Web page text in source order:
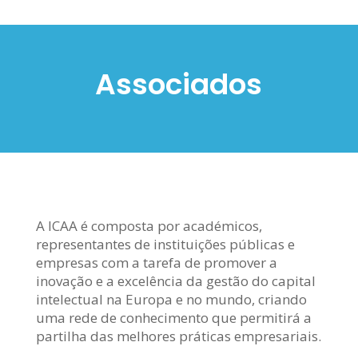
Associados
A ICAA é composta por académicos,
representantes de instituições públicas e
empresas com a tarefa de promover a
inovação e a excelência da gestão do capital
intelectual na Europa e no mundo, criando
uma rede de conhecimento que permitirá a
partilha das melhores práticas empresariais.